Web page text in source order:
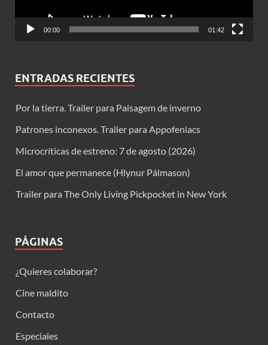
00:00 01:42
ENTRADAS RECIENTES
Por la tierra. Trailer para Paisagem de inverno
Patrones inconexos. Trailer para Appofeniacs
Microcríticas de estreno: 7 de agosto (2026)
El amor que permanece (Hlynur Pálmason)
Trailer para The Only Living Pickpocket in New York
PÁGINAS
¿Quieres colaborar?
Cine maldito
Contacto
Especiales